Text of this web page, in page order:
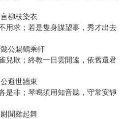
柳枝染衣
用求；若是隻身謀望事，秀才出去
公賜鶴乘軒
兒欺；終教一日雲開遠，依舊還君
避世牆東
是非；琴鳴須用知音聽，守常安靜
聞雞起舞